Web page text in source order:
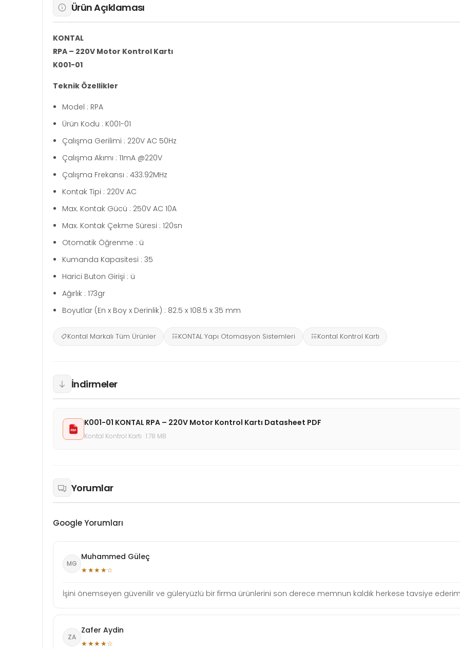
Ürün Açıklaması
KONTAL
RPA – 220V Motor Kontrol Kartı
K001-01
Teknik Özellikler
Model : RPA
Ürün Kodu : K001-01
Çalışma Gerilimi : 220V AC 50Hz
Çalışma Akımı : 11mA @220V
Çalışma Frekansı : 433.92MHz
Kontak Tipi : 220V AC
Max. Kontak Gücü : 250V AC 10A
Max. Kontak Çekme Süresi : 120sn
Otomatik Öğrenme : ü
Kumanda Kapasitesi : 35
Harici Buton Girişi : ü
Ağırlık : 173gr
Boyutlar (En x Boy x Derinlik) : 82.5 x 108.5 x 35 mm
Kontal Markalı Tüm Ürünler KONTAL Yapı Otomasyon Sistemleri Kontal Kontrol Kartı
İndirmeler
K001-01 KONTAL RPA – 220V Motor Kontrol Kartı Datasheet PDF
Kontal Kontrol Kartı · 1.78 MB
Yorumlar
Google Yorumları
MG
Muhammed Güleç
★★★★☆
İşini önemseyen güvenilir ve güleryüzlü bir firma ürünlerini son derece memnun kaldık herkese tavsiye
ZA
Zafer Aydin
★★★★☆